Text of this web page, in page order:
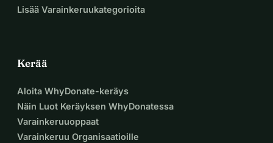
Lisää Varainkeruukategorioita
Kerää
Aloita WhyDonate-keräys
Näin Luot Keräyksen WhyDonatessa
Varainkeruuoppaat
Varainkeruu Organisaatioille